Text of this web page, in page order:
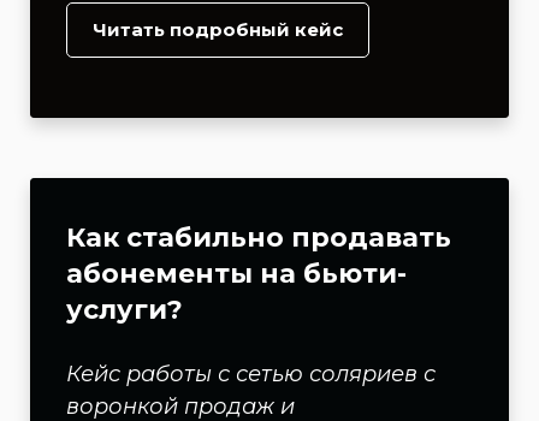
Читать подробный кейс
Как стабильно продавать
абонементы на бьюти-
услуги?
Кейс работы с сетью соляриев с
воронкой продаж и